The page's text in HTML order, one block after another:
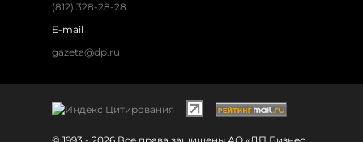
(812) 328-28-28
E-mail
gazeta@dp.ru